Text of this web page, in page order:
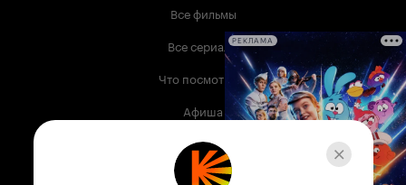
Все фильмы
Все сериалы
Что посмотреть
Афиша
Музыка
Телепрограмма
РЕКЛАМА